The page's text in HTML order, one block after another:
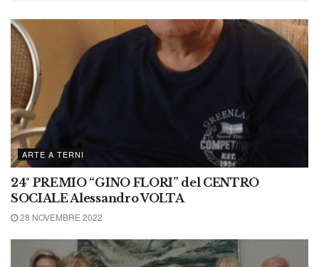
ARTE A TERNI
24° PREMIO “GINO FLORI” del CENTRO
SOCIALE Alessandro VOLTA
28 NOVEMBRE 2022